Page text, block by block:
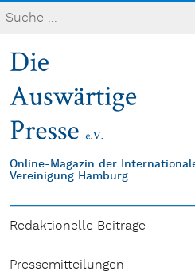
Online-Magazin der
Vereinigung Hamburg
Redaktionelle Beiträge
Pressemitteilungen